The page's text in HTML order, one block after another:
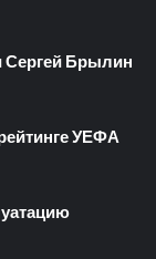
Сергей Брылин
УЕФА